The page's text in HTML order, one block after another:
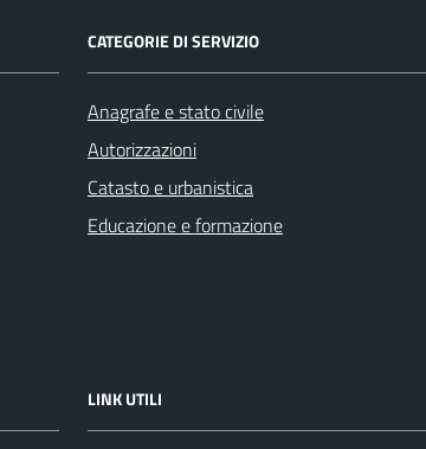
CATEGORIE DI SERVIZIO
Anagrafe e stato civile
Autorizzazioni
Catasto e urbanistica
Educazione e formazione
LINK UTILI